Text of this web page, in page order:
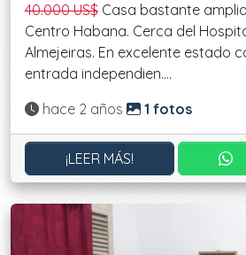
40.000 US$ Casa bastante
Centro Habana. Cerca del
Almejeiras. En excelente estado
entrada independien....
Actualizado:
hace 2 años 1 fotos
¡LEER MÁS!